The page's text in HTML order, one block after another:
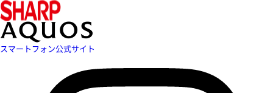
スマートフォン公式サイト